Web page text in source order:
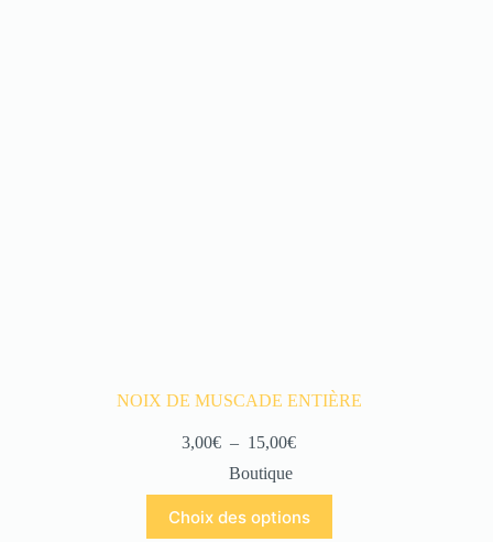
NOIX DE MUSCADE ENTIÈRE
3,00€ – 15,00€
Boutique
Choix des options